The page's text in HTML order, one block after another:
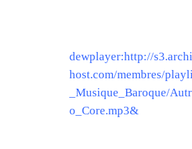
dewplayer:http://
host.com/membres/
_Musique_Baroque/
o_Core.mp3&